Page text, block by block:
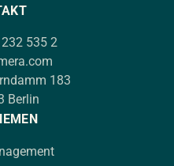
535 2
183
Berlin